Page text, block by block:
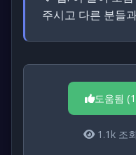
주시고 다른 분들
도움됨 (
1.1k 조회